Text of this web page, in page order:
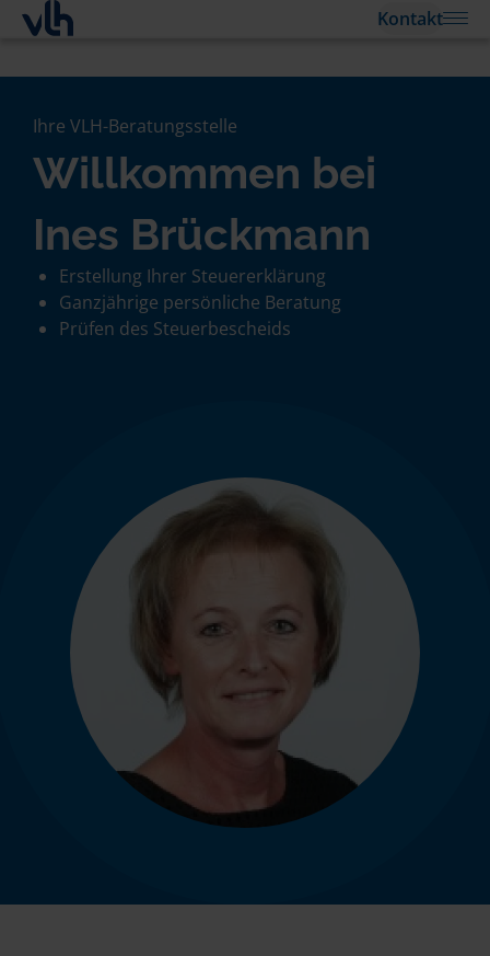
Kontakt
Ihre VLH-Beratungsstelle
Willkommen bei
Ines Brückmann
Erstellung Ihrer Steuererklärung
Ganzjährige persönliche Beratung
Prüfen des Steuerbescheids